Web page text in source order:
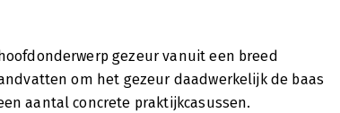
gezeur vanuit een breed
om het gezeur daadwerkelijk de baas
aantal concrete praktijkcasussen.